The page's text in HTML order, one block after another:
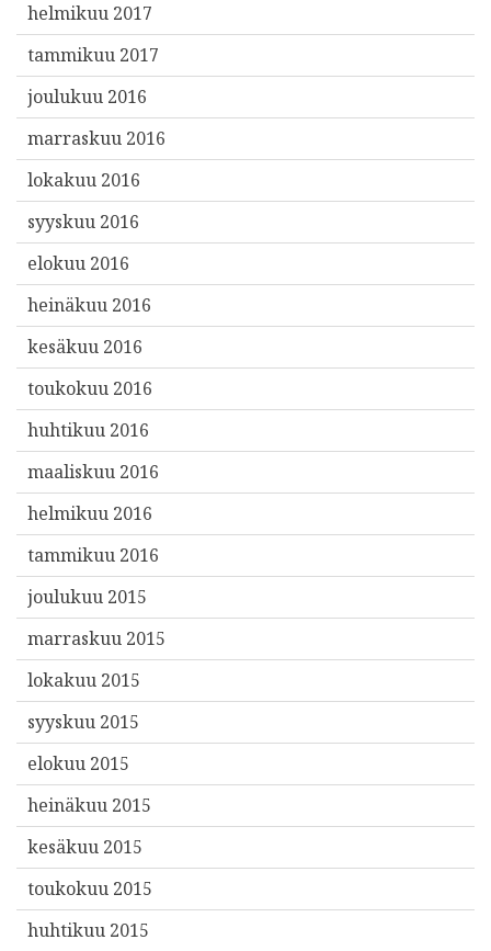
helmikuu 2017
tammikuu 2017
joulukuu 2016
marraskuu 2016
lokakuu 2016
syyskuu 2016
elokuu 2016
heinäkuu 2016
kesäkuu 2016
toukokuu 2016
huhtikuu 2016
maaliskuu 2016
helmikuu 2016
tammikuu 2016
joulukuu 2015
marraskuu 2015
lokakuu 2015
syyskuu 2015
elokuu 2015
heinäkuu 2015
kesäkuu 2015
toukokuu 2015
huhtikuu 2015